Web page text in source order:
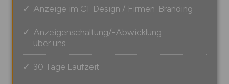
Anzeige im CI-Design / Firmen-Branding
Anzeigenschaltung/-Abwicklung
über uns
30 Tage Laufzeit